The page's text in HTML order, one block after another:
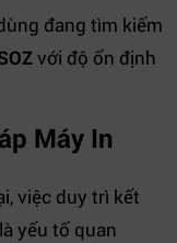
đang tìm kiếm
với độ ổn định
Máy In
việc duy trì kết
yếu tố quan